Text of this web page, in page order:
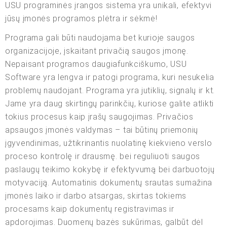
USU programinės įrangos sistema yra unikali, efektyvi
jūsų įmonės programos plėtra ir sėkmė!
Programa gali būti naudojama bet kurioje saugos
organizacijoje, įskaitant privačią saugos įmonę.
Nepaisant programos daugiafunkciškumo, USU
Software yra lengva ir patogi programa, kuri nesukelia
problemų naudojant. Programa yra jutiklių, signalų ir kt.
Jame yra daug skirtingų parinkčių, kuriose galite atlikti
tokius procesus kaip įrašų saugojimas. Privačios
apsaugos įmonės valdymas – tai būtinų priemonių
įgyvendinimas, užtikrinantis nuolatinę kiekvieno verslo
proceso kontrolę ir drausmę. bei reguliuoti saugos
paslaugų teikimo kokybę ir efektyvumą bei darbuotojų
motyvaciją. Automatinis dokumentų srautas sumažina
įmonės laiko ir darbo atsargas, skirtas tokiems
procesams kaip dokumentų registravimas ir
apdorojimas. Duomenų bazės sukūrimas, galbūt dėl